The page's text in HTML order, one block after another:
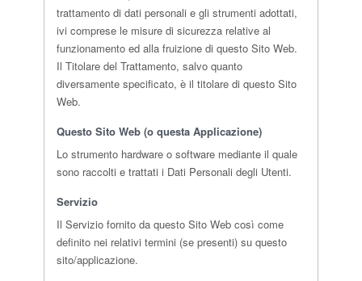
trattamento di dati personali e gli strumenti adottati,
ivi comprese le misure di sicurezza relative al
funzionamento ed alla fruizione di questo Sito Web.
Il Titolare del Trattamento, salvo quanto
diversamente specificato, è il titolare di questo Sito
Web.
Questo Sito Web (o questa Applicazione)
Lo strumento hardware o software mediante il quale
sono raccolti e trattati i Dati Personali degli Utenti.
Servizio
Il Servizio fornito da questo Sito Web così come
definito nei relativi termini (se presenti) su questo
sito/applicazione.